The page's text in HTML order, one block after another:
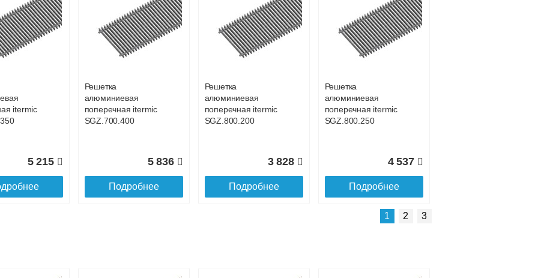
до подъезда
Подробнее о доставке
Подробнее об оплате
itermic
5 215
Решетка
алюминиевая
поперечная itermic
SGZ.700.400
5 836
Подробнее
Решетка
алюминиевая
поперечная itermic
SGZ.800.200
3 828
Подробнее
Решетка
алюминиевая
поперечная itermic
SGZ.800.250
4 537
Подробнее
1 2 3